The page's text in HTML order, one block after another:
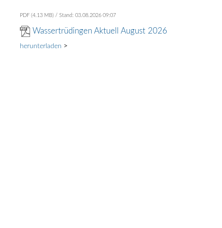
PDF (4.13 MB) Stand: 03.08.2026 09:07
Wassertrüdingen Aktuell August 2026
herunterladen >